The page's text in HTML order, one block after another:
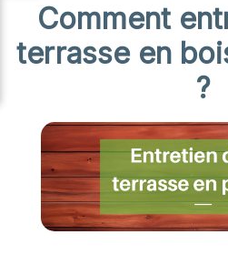
Comment
terrasse en
?